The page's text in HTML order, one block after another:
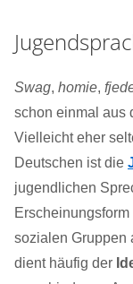
Swag, homie,
schon einmal aus
Vielleicht eher
Deutschen ist die
jugendlichen
sozialen Gruppen
dient häufig der